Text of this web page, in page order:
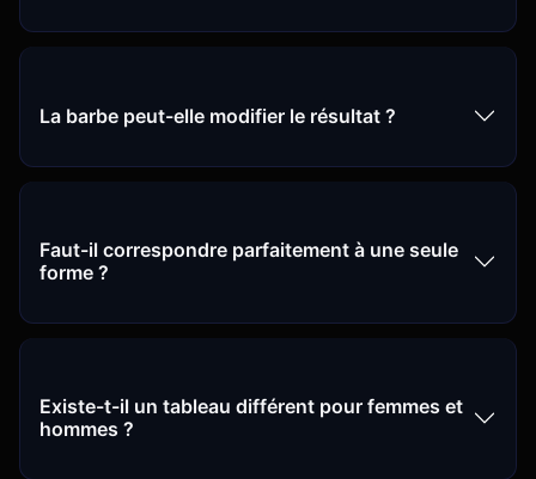
La barbe peut-elle modifier le résultat ?
Faut-il correspondre parfaitement à une seule
forme ?
Existe-t-il un tableau différent pour femmes et
hommes ?